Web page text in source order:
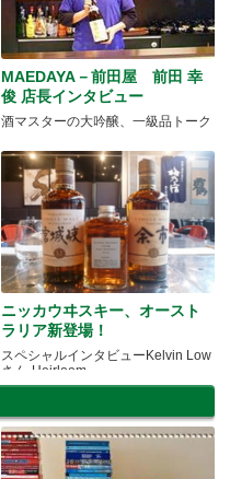
MAEDAYA－前田屋 前田 幸
俊 店長インタビュー
酒マスターの大吟醸、一級品トーク
ニッカウヰスキー、オースト
ラリア新登場！
スペシャルインタビューKelvin Low
さん-Heirloom